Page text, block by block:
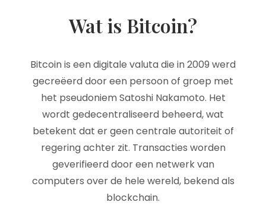
Wat is Bitcoin?
Bitcoin is een digitale valuta die in 2009 werd
gecreëerd door een persoon of groep met
het pseudoniem Satoshi Nakamoto. Het
wordt gedecentraliseerd beheerd, wat
betekent dat er geen centrale autoriteit of
regering achter zit. Transacties worden
geverifieerd door een netwerk van
computers over de hele wereld, bekend als
blockchain.